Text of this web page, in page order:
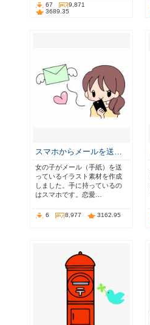
67
9,871
3689.35
スマホからメールを送…
女の子がメール（手紙）を送
っているイラスト素材を作成
しました。手に持っているの
はスマホです。恋愛…
6 8,977 3162.95